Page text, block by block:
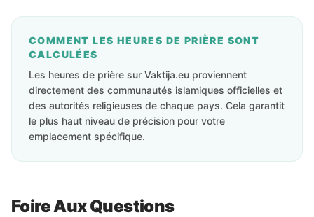
COMMENT LES HEURES DE PRIÈRE SONT
CALCULÉES
Les heures de prière sur Vaktija.eu proviennent
directement des communautés islamiques officielles et
des autorités religieuses de chaque pays. Cela garantit
le plus haut niveau de précision pour votre
emplacement spécifique.
Foire Aux Questions